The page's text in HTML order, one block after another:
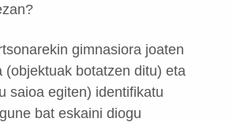
gimnasiora joaten
(objektuak botatzen ditu) eta
saioa egiten) identifikatu
bat eskaini diogu